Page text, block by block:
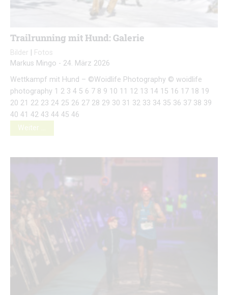
Trailrunning mit Hund: Galerie
Bilder
Fotos
Markus Mingo - 24. März 2026
Wettkampf mit Hund – ©Woidlife Photography © woidlife
photography 1 2 3 4 5 6 7 8 9 10 11 12 13 14 15 16 17 18 19
20 21 22 23 24 25 26 27 28 29 30 31 32 33 34 35 36 37 38 39
40 41 42 43 44 45 46
Weiter …